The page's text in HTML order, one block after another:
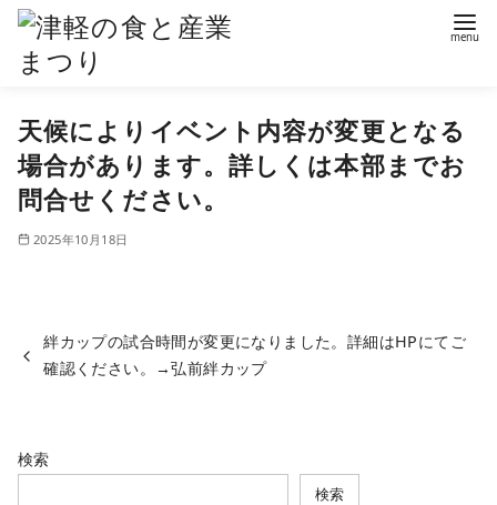
天候によりイベント内容が変更となる
場合があります。詳しくは本部までお
問合せください。
2025年10月18日
絆カップの試合時間が変更になりました。詳細はHPにてご
確認ください。 →弘前絆カップ
検索
検索